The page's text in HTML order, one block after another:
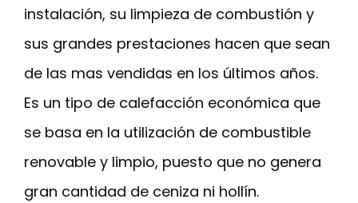
instalación, su limpieza de combustión y
sus grandes prestaciones hacen que sean
de las mas vendidas en los últimos años.
Es un tipo de calefacción económica que
se basa en la utilización de combustible
renovable y limpio, puesto que no genera
gran cantidad de ceniza ni hollín.